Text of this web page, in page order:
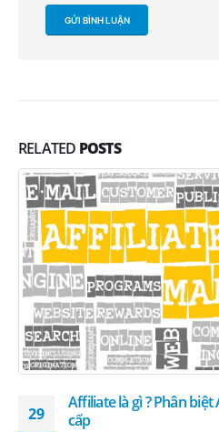
RELATED POSTS
29
Affiliate là gì ? Phân
cấp